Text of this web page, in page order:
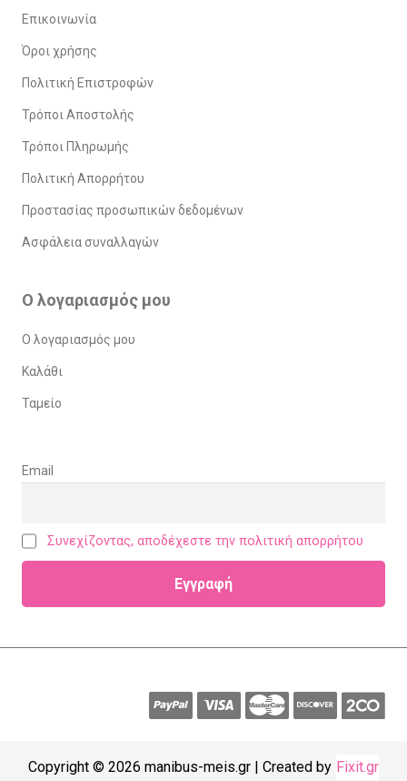
Επικοινωνία
Όροι χρήσης
Πολιτική Επιστροφών
Τρόποι Αποστολής
Τρόποι Πληρωμής
Πολιτική Απορρήτου
Προστασίας προσωπικών δεδομένων
Ασφάλεια συναλλαγών
Ο λογαριασμός μου
Ο λογαριασμός μου
Καλάθι
Ταμείο
Email
Συνεχίζοντας, αποδέχεστε την πολιτική απορρήτου
Copyright © 2026 manibus-meis.gr | Created by Fixit.gr